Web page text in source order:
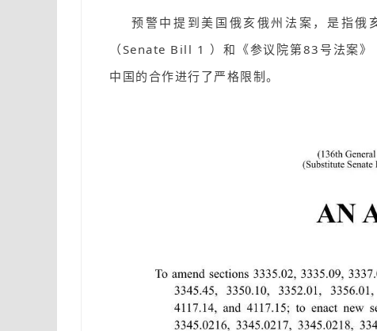
预警中提到美国俄亥俄州法案，是指俄
（Senate Bill 1 ）和《参议院第83号法案
中国的合作进行了严格限制。